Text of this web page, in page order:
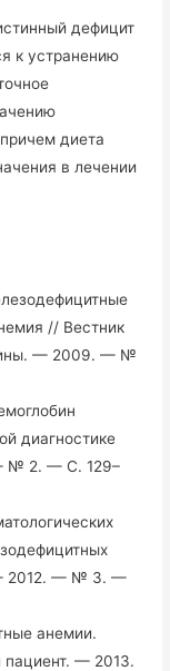
дефицит
к устранению
диета
в лечении
// Вестник
— 2009. — №
диагностике
№ 2. — С. 129–
2012. — № 3. —
анемии.
пациент. — 2013.